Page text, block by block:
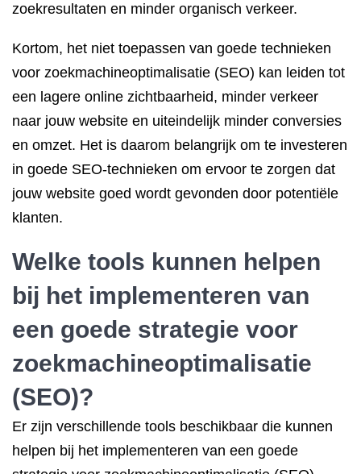
zoekresultaten en minder organisch verkeer.
Kortom, het niet toepassen van goede technieken
voor zoekmachineoptimalisatie (SEO) kan leiden tot
een lagere online zichtbaarheid, minder verkeer
naar jouw website en uiteindelijk minder conversies
en omzet. Het is daarom belangrijk om te investeren
in goede SEO-technieken om ervoor te zorgen dat
jouw website goed wordt gevonden door potentiële
klanten.
Welke tools kunnen helpen
bij het implementeren van
een goede strategie voor
zoekmachineoptimalisatie
(SEO)?
Er zijn verschillende tools beschikbaar die kunnen
helpen bij het implementeren van een goede